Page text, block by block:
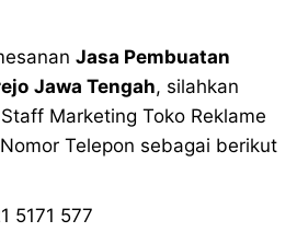
Jasa Pembuatan
Jawa Tengah, silahkan
Marketing Toko Reklame
Telepon sebagai berikut
5171 577